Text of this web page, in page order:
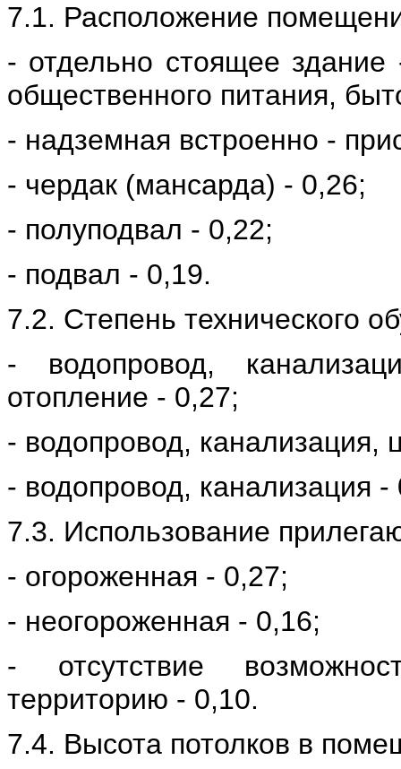
7.1. Расположение
- отдельно стоящее здание
общественного питания,
- надземная встроенно -
- чердак (мансарда) - 0,26;
- полуподвал - 0,22;
- подвал - 0,19.
7.2. Степень технического
- водопровод,
отопление - 0,27;
- водопровод, канализация,
- водопровод, канализация -
7.3. Использование
- огороженная - 0,27;
- неогороженная - 0,16;
- отсутствие
территорию - 0,10.
7.4. Высота потолков в